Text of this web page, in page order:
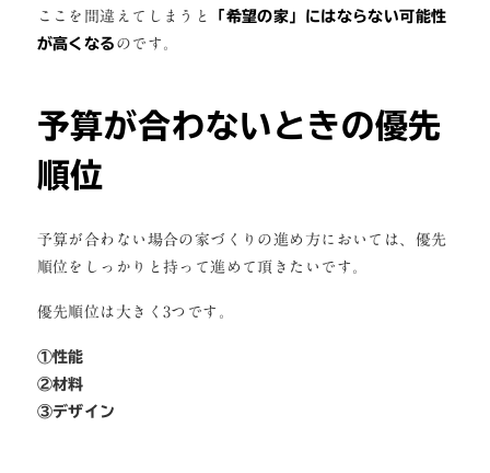
ここを間違えてしまうと
「希望の家」にはならない可能性
が高くなる のです。
予算が合わないときの優先
順位
予算が合わない場合の家づくりの進め方においては、優先
順位をしっかりと持って進めて頂きたいです。
優先順位は大きく3つです。
①性能
②材料
③デザイン